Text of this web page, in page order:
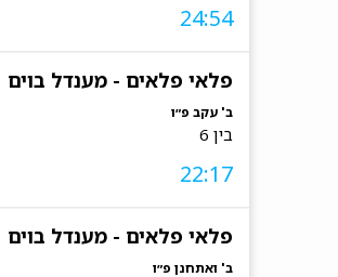
24:54
פלאי פלאים - מענדל בוים
ב' עקב פ״ו
בין 6
22:17
פלאי פלאים - מענדל בוים
ב' ואתחנן פ״ו